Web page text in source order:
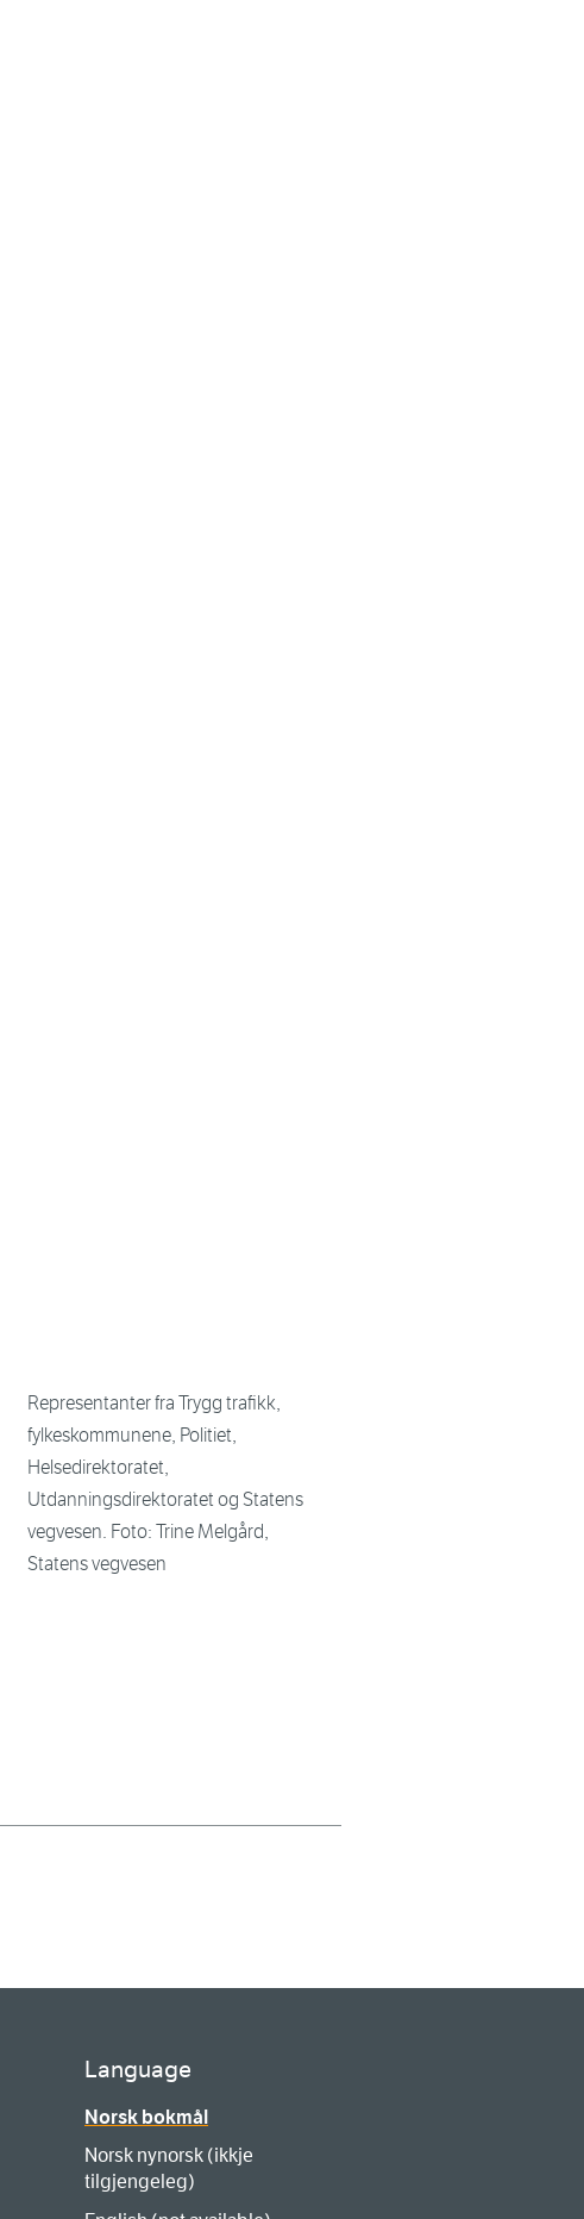
Representanter fra Trygg trafikk,
fylkeskommunene, Politiet,
Helsedirektoratet,
Utdanningsdirektoratet og Statens
vegvesen. Foto: Trine Melgård,
Statens vegvesen
Language
Norsk bokmål
Norsk nynorsk (ikkje
tilgjengeleg)